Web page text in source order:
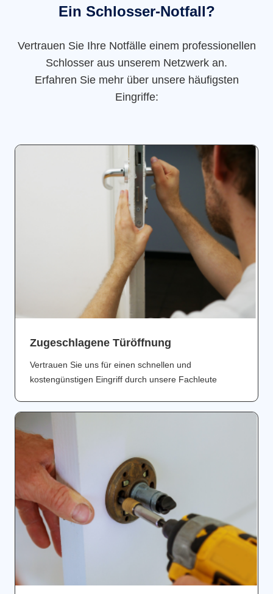
Ein Schlosser-Notfall?
Vertrauen Sie Ihre Notfälle einem professionellen
Schlosser aus unserem Netzwerk an.
Erfahren Sie mehr über unsere häufigsten
Eingriffe:
Zugeschlagene Türöffnung
Vertrauen Sie uns für einen schnellen und
kostengünstigen Eingriff durch unsere Fachleute